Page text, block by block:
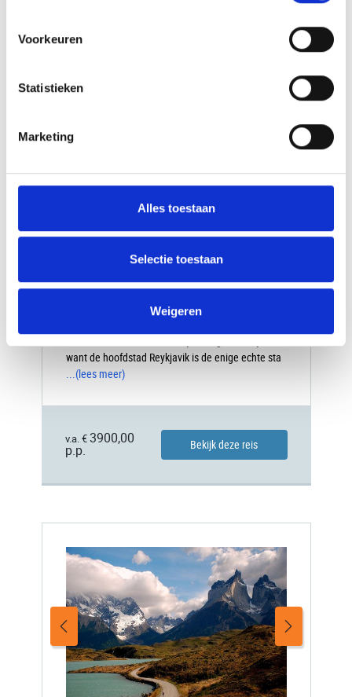
Voorkeuren
Statistieken
Marketing
Alles toestaan
Selectie toestaan
Weigeren
IJsland met de huurwagen
Ontdek de wonderen van de Golden Circle
Ontdek het schiereiland Snæfellsness
IJsland heeft alles voor een actieve
en een groot aanbod aan excursies. Op circa 3 uur
vliegen vanaf Amsterdam / Brussel bevind je je in
want de hoofdstad Reykjavik is de enige echte sta
...(lees meer)
v.a. € 3900,00
p.p.
Bekijk deze reis